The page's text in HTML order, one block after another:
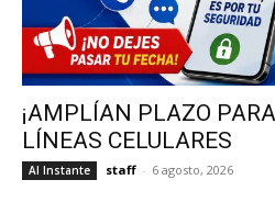
¡AMPLÍAN PLAZO
LÍNEAS CELULARES
Al Instante staff - 6 agosto, 2026